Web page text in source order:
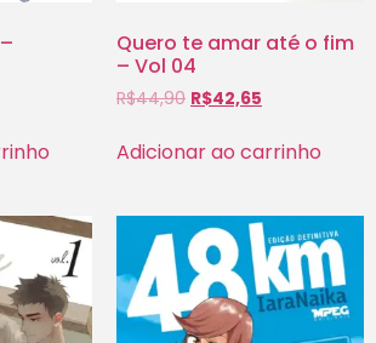
Quero te amar até o fim
– Vol 04
R$44,90 R$42,65
Adicionar ao carrinho